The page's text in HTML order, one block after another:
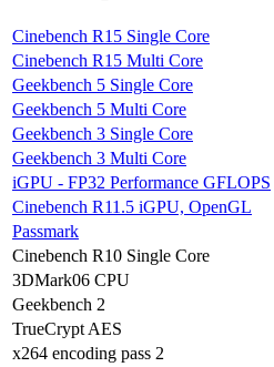
Cinebench R15 Single Core
Cinebench R15 Multi Core
Geekbench 5 Single Core
Geekbench 5 Multi Core
Geekbench 3 Single Core
Geekbench 3 Multi Core
iGPU - FP32 Performance GFLOPS
Cinebench R11.5 iGPU, OpenGL
Passmark
Cinebench R10 Single Core
3DMark06 CPU
Geekbench 2
TrueCrypt AES
x264 encoding pass 2